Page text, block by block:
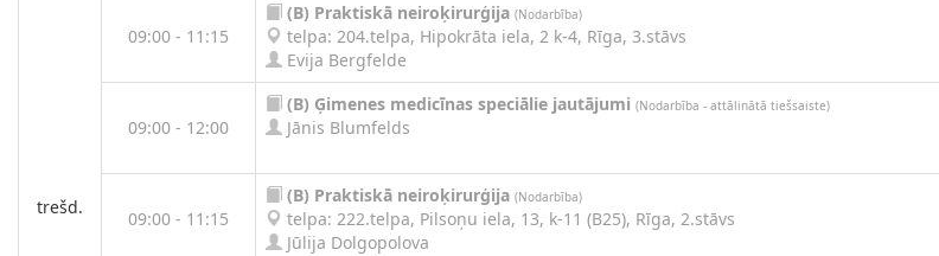
trešd.
09:00 - 11:15
(B) Praktiskā neiroķirurģija (Nodarbība)
telpa: 204.telpa, Hipokrāta iela, 2 k-4, Rīga, 3.stāvs
Evija Bergfelde
09:00 - 12:00
(B) Ģimenes medicīnas speciālie jautājumi (Nodarbība - attālinātā tiešsaiste)
Jānis Blumfelds
09:00 - 11:15
(B) Praktiskā neiroķirurģija (Nodarbība)
telpa: 222.telpa, Pilsoņu iela, 13, k-11 (B25), Rīga, 2.stāvs
Jūlija Dolgopolova